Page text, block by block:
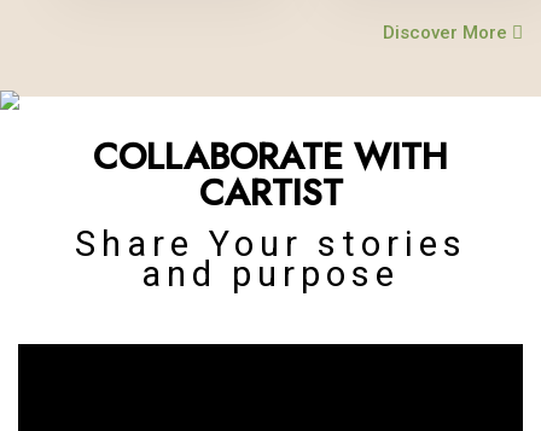
Discover More
Restoring and preserving the
automobile history of india
COLLABORATE WITH
CARTIST
Share Your stories
and purpose